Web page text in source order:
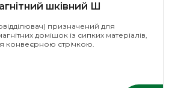
шківний Ш
призначений для
домішок із сипких матеріалів,
конвеєрною стрічкою.